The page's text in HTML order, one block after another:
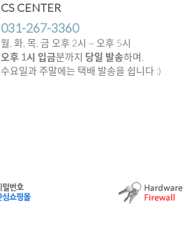
CS CENTER
031-267-3360
월, 화, 목, 금 오후 2시 ~ 오후 5시
오후 1시 입금분까지 당일 발송하며,
수요일과 주말에는 택배 발송을 쉽니다 :)